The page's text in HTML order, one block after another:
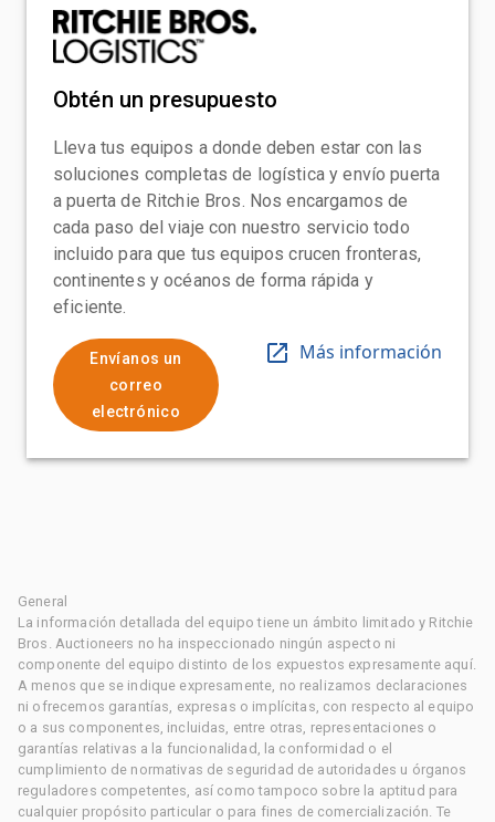
Obtén un presupuesto
Lleva tus equipos a donde deben estar con las
soluciones completas de logística y envío puerta
a puerta de Ritchie Bros. Nos encargamos de
cada paso del viaje con nuestro servicio todo
incluido para que tus equipos crucen fronteras,
continentes y océanos de forma rápida y
eficiente.
Envíanos un
correo
electrónico
Más información
General
La información detallada del equipo tiene un ámbito limitado y Ritchie
Bros. Auctioneers no ha inspeccionado ningún aspecto ni
componente del equipo distinto de los expuestos expresamente aquí.
A menos que se indique expresamente, no realizamos declaraciones
ni ofrecemos garantías, expresas o implícitas, con respecto al equipo
o a sus componentes, incluidas, entre otras, representaciones o
garantías relativas a la funcionalidad, la conformidad o el
cumplimiento de normativas de seguridad de autoridades u órganos
reguladores competentes, así como tampoco sobre la aptitud para
cualquier propósito particular o para fines de comercialización. Te